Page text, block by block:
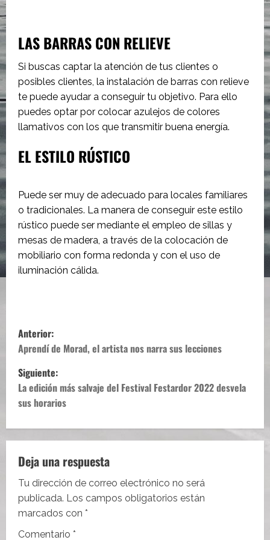
LAS BARRAS CON RELIEVE
Si buscas captar la atención de tus clientes o
posibles clientes, la instalación de barras con relieve
te puede ayudar a conseguir tu objetivo. Para ello
puedes optar por colocar azulejos de colores
llamativos con los que transmitir buena energía.
EL ESTILO RÚSTICO
Puede ser muy de adecuado para locales familiares
o tradicionales. La manera de conseguir este estilo
rústico puede ser mediante el empleo de sillas y
mesas de madera, a través de la colocación de
mobiliario con forma redonda y con el uso de
iluminación cálida.
N
a
v
e
g
a
c
i
ó
Anterior:
Aprendí de Morad, el artista nos narra sus lecciones
Siguiente:
La edición más salvaje del Festival Festardor 2022 desvela
sus horarios
Deja una respuesta
Tu dirección de correo electrónico no será
publicada. Los campos obligatorios están
marcados con *
Comentario *